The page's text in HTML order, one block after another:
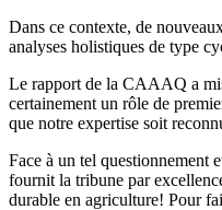
Dans ce contexte, de
analyses holistiques de type
Le rapport de la CAAAQ a
certainement un rôle de
que notre expertise soit
Face à un tel questionnement
fournit la tribune par
durable en agriculture! Pour